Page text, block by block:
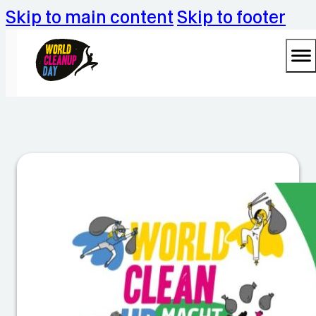
Skip to main content Skip to footer
c
ti